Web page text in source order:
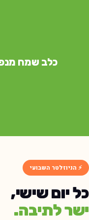
כלב שמח
⚡ הניוזלטר השבועי
יום שישי,
לתיבה.